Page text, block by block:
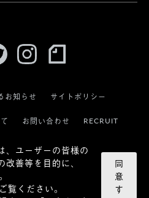
、ユーザーの皆様の
善等を目的に、
覧ください。
同
意
す
お知らせ サイトポリシー
お問い合わせ RECRUIT
CO.,LTD.